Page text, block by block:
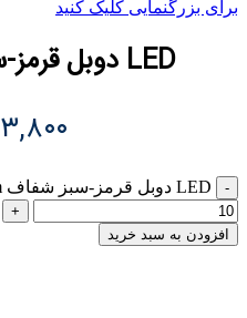
برای بزرگنمایی کلیک کنید
LED دوبل قرمز-سبز شفاف 5mm
۳,۸۰۰
LED دوبل قرمز-سبز شفاف 5mm عدد
افزودن به سبد خرید